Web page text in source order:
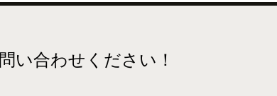
い合わせください！